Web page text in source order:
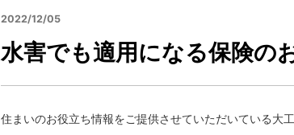
2022/12/05
水害でも適用になる保険の
住まいのお役立ち情報をご提供させていただいている大